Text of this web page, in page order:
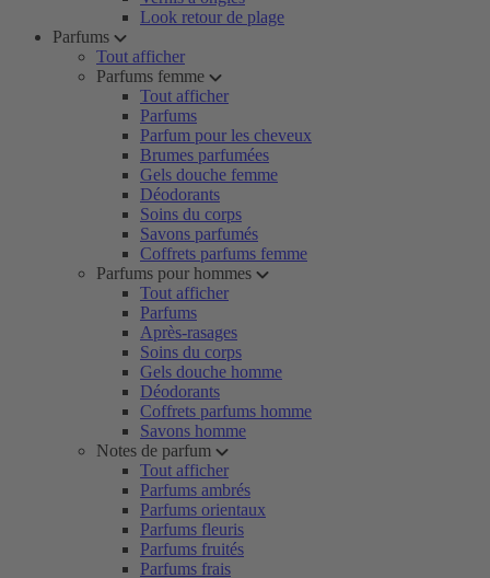
Look retour de plage
Parfums
Tout afficher
Parfums femme
Tout afficher
Parfums
Parfum pour les cheveux
Brumes parfumées
Gels douche femme
Déodorants
Soins du corps
Savons parfumés
Coffrets parfums femme
Parfums pour hommes
Tout afficher
Parfums
Après-rasages
Soins du corps
Gels douche homme
Déodorants
Coffrets parfums homme
Savons homme
Notes de parfum
Tout afficher
Parfums ambrés
Parfums orientaux
Parfums fleuris
Parfums fruités
Parfums frais